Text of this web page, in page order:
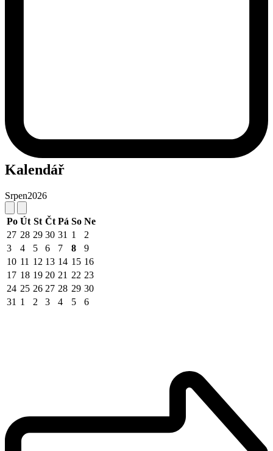
Kalendář
Srpen2026
Po Út St Čt Pá So Ne
27 28 29 30 31 1
2
3
4 5 6 7 8
9
10 11 12 13 14 15 16
17 18 19 20 21 22 23
24 25 26 27 28 29 30
31 1 2 3 4 5 6